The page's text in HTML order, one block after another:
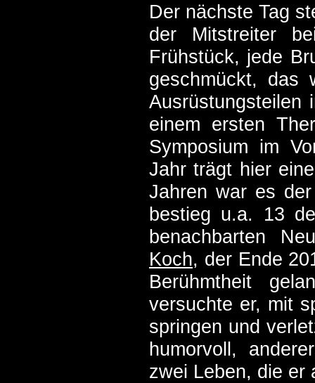
Der nächste Tag
der Mitstreiter
Frühstück, jede
geschmückt, das
Ausrüstungsteilen
einem ersten
Symposium im
Jahr trägt hier
Jahren war es
bestieg u.a. 13
benachbarten
Koch, der Ende
Berühmtheit
versuchte er, mit
springen und
humorvoll,
zwei Leben, die er